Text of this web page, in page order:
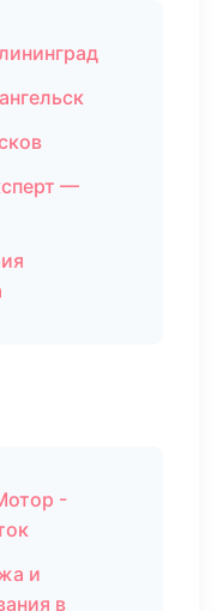
—
-
и
в